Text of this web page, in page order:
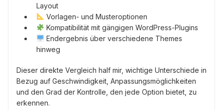
Layout
Vorlagen- und Musteroptionen
Kompatibilität mit gängigen WordPress-Plugins
Endergebnis über verschiedene Themes
hinweg
Dieser direkte Vergleich half mir, wichtige Unterschiede in
Bezug auf Geschwindigkeit, Anpassungsmöglichkeiten
und den Grad der Kontrolle, den jede Option bietet, zu
erkennen.